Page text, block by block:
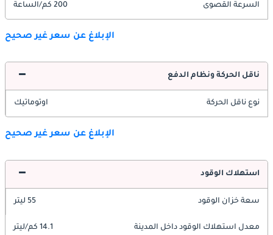
السرعة القصوى 200 كم/الساعة
الإبلاغ عن سعر غير صحيح
ناقل الحركة ونظام الدفع
نوع ناقل الحركة اوتوماتيك
الإبلاغ عن سعر غير صحيح
استهلاك الوقود
سعة خزان الوقود 55 ليتر
معدل استهلاك الوقود داخل المدينة 14.1 كم/ليتر